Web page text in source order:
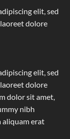
elit, sed
dolore
elit, sed
dolore
dolor sit amet,
nibh
aliquam erat